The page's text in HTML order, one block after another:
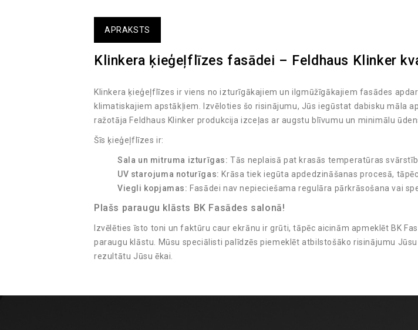
APRAKSTS
Klinkera ķieģeļflīzes fasādei – Feldhaus Klinker
Klinkera ķieģeļflīzes ir viens no izturīgākajiem un ilgmūžīgākajiem fasādes
klimatiskajiem apstākļiem. Izvēloties šo risinājumu, Jūs iegūstat dabisku māla
ražotāja Feldhaus Klinker produkcija izceļas ar augstu blīvumu un minimālu
Šīs ķieģeļflīzes ir:
Sala un mitruma izturīgas: Tās neplaisā pat krasās temperatūras
UV starojuma noturīgas: Krāsa tiek iegūta apdedzināšanas procesā,
Viegli kopjamas: Fasādei nav nepieciešama regulāra pārkrāsošana vai
Plašs paraugu klāsts BK Fasādes salonā!
Izvēlēties īsto toni un faktūru caur ekrānu ir grūti, tāpēc aicinām apmeklēt BK
paraugu klāstu. Mūsu speciālisti palīdzēs piemeklēt atbilstošāko risinājumu
rezultātu Jūsu ēkai.